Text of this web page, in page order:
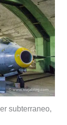
subterraneo,